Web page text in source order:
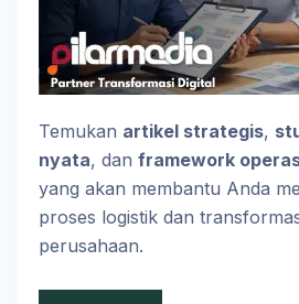
Temukan artikel strategis,
nyata, dan framework
yang akan membantu Anda
proses logistik dan
perusahaan.